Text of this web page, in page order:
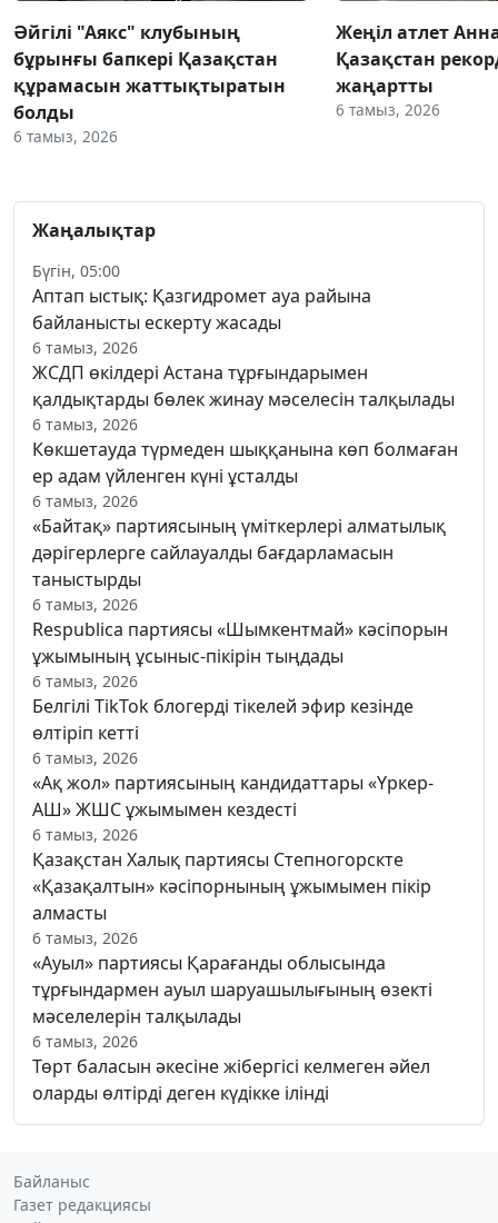
Әйгілі "Аякс" клубының
бұрынғы бапкері Қазақстан
құрамасын жаттықтыратын
болды
6 тамыз, 2026
Жеңіл атлет
Қазақстан
жаңартты
6 тамыз, 2026
Жаңалықтар
Бүгін, 05:00
Аптап ыстық: Қазгидромет ауа райына
байланысты ескерту жасады
6 тамыз, 2026
ЖСДП өкілдері Астана тұрғындарымен
қалдықтарды бөлек жинау мәселесін талқылады
6 тамыз, 2026
Көкшетауда түрмеден шыққанына көп болмаған
ер адам үйленген күні ұсталды
6 тамыз, 2026
«Байтақ» партиясының үміткерлері алматылық
дәрігерлерге сайлауалды бағдарламасын
таныстырды
6 тамыз, 2026
Respublica партиясы «Шымкентмай» кәсіпорын
ұжымының ұсыныс-пікірін тыңдады
6 тамыз, 2026
Белгілі TikTok блогерді тікелей эфир кезінде
өлтіріп кетті
6 тамыз, 2026
«Ақ жол» партиясының кандидаттары «Үркер-
АШ» ЖШС ұжымымен кездесті
6 тамыз, 2026
Қазақстан Халық партиясы Степногорскте
«Қазақалтын» кәсіпорнының ұжымымен пікір
алмасты
6 тамыз, 2026
«Ауыл» партиясы Қарағанды облысында
тұрғындармен ауыл шаруашылығының өзекті
мәселелерін талқылады
6 тамыз, 2026
Төрт баласын әкесіне жібергісі келмеген әйел
оларды өлтірді деген күдікке ілінді
Байланыс
Газет редакциясы